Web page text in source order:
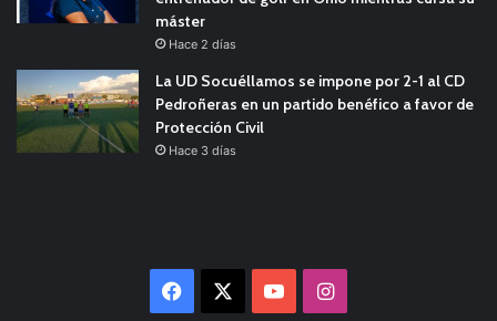
máster
Hace 2 días
La UD Socuéllamos se impone por 2-1 al CD
Pedroñeras en un partido benéfico a favor de
Protección Civil
Hace 3 días
Facebook YouTubeInstagram